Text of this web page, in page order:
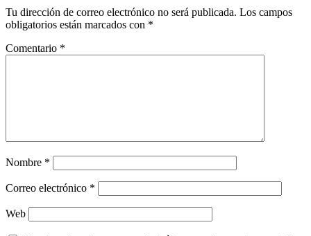
Tu dirección de correo electrónico no será publicada. Los campos
obligatorios están marcados con *
Comentario *
Nombre *
Correo electrónico *
Web